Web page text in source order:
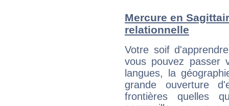
Mercure en
relationnelle
Votre soif
vous pouvez passer
langues, la
grande ouverture
frontières quelles